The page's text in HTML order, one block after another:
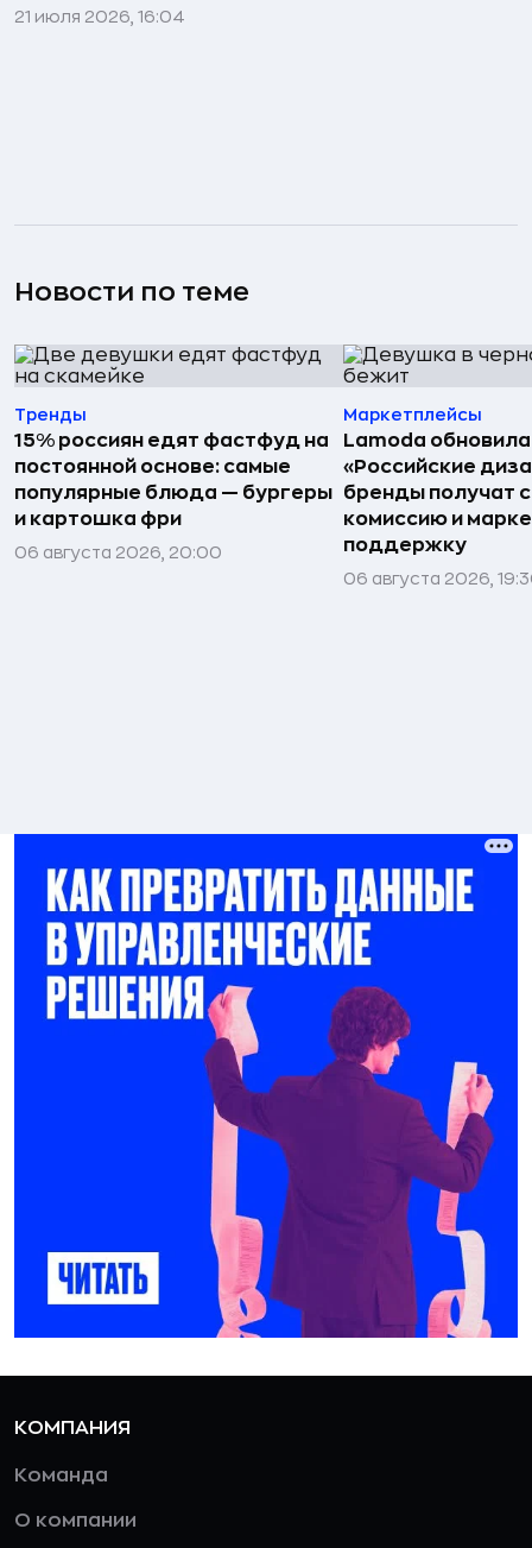
21 июля 2026, 16:04
Новости по теме
Тренды
15% россиян едят фастфуд на
постоянной основе: самые
популярные блюда — бургеры
и картошка фри
06 августа 2026, 20:00
Маркетплейсы
Lamoda
«Российские
бренды получат
комиссию и
поддержку
06 августа 2026,
КОМПАНИЯ
Команда
О компании